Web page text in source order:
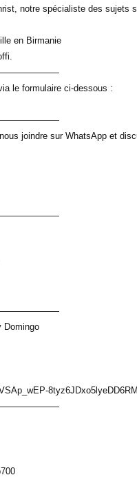
notre spécialiste des sujets
en Birmanie
le formulaire ci-dessous :
joindre sur WhatsApp et
Domingo